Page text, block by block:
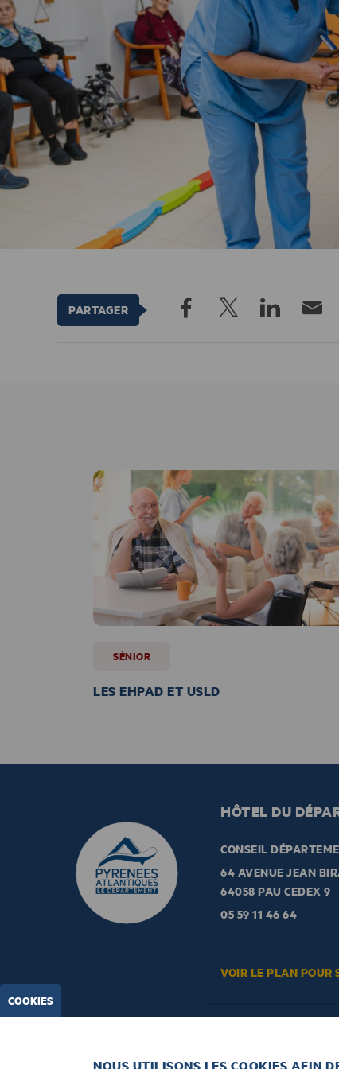
PARTAGER
SÉNIOR
LES EHPAD ET USLD
HÔTEL DU
CONSEIL
64 AVENUE JEAN
64058 PAU CEDEX 9
05 59 11 46 64
VOIR LE PLAN POUR
COOKIES
NOUS UTILISONS LES COOKIES AFIN